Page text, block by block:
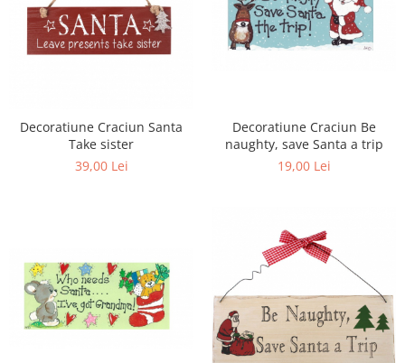
Decoratiune Craciun Santa
Take sister
39,00 Lei
Decoratiune Craciun Be
naughty, save Santa a trip
19,00 Lei